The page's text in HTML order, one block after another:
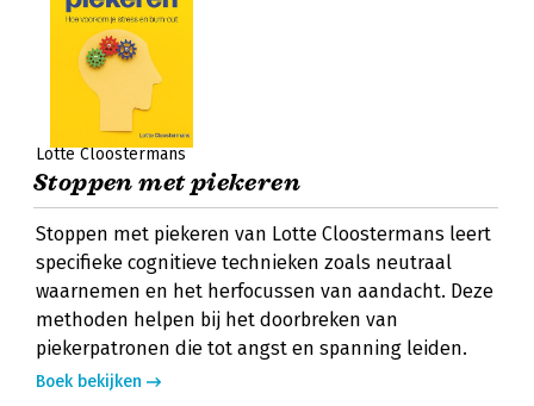
Lotte Cloostermans
Stoppen met piekeren
Stoppen met piekeren van Lotte Cloostermans leert
specifieke cognitieve technieken zoals neutraal
waarnemen en het herfocussen van aandacht. Deze
methoden helpen bij het doorbreken van
piekerpatronen die tot angst en spanning leiden.
Boek bekijken